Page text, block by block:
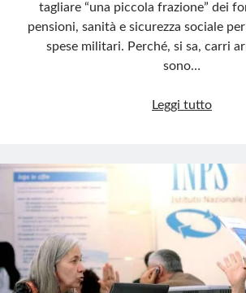
senza alcuna periodicità. Non può pertanto considerarsi
sensi della legge n· 62 del 7.03.2001. L’autore non è
pubblicato dai lettori nei commenti ai vari post. Saranno
ritenuti offensivi o lesivi dell’immagine o dell’onorabilità di
razzisti o che contengano dati personali non conformi al
diritti d’autore, vi invito a comunicarlo via e-mail a
Meta
Accedi
Feed dei contenuti
Feed dei commenti
WordPress.org
tagliare “una piccola frazione” dei
pensioni, sanità e sicurezza sociale
spese militari. Perché, si sa, carri
sono…
Leggi tuttoRutte:
più
armi